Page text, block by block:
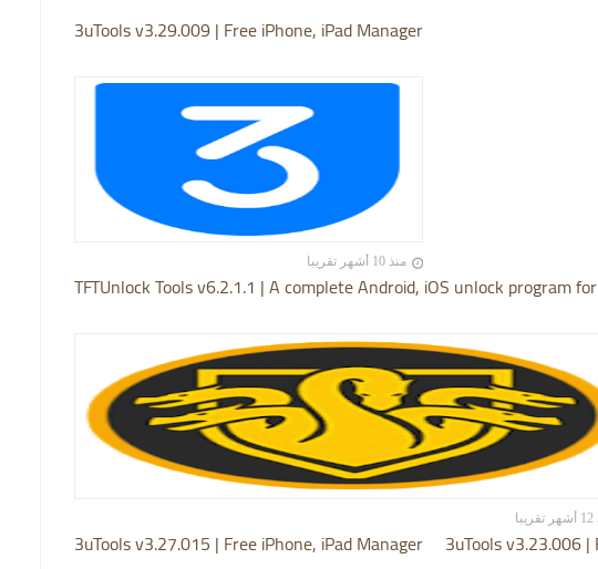
3uTools v3.29.009 | Free iPhone, iPad Manager
منذ 10 أشهر تقريبا
TFTUnlock Tools v6.2.1.1 | A complete Android, iOS unlock program
3uTools v3.27.015 | Free iPhone, iPad Manager 3uTools v3.23.006